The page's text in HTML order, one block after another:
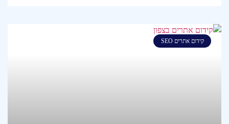
קידום אתרים SEO